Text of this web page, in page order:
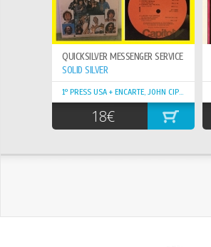
QUICKSILVER MESSENGER SERVICE
SOLID SILVER
1º PRESS USA + ENCARTE, JOHN CIPOLLINA GUITAR
18€